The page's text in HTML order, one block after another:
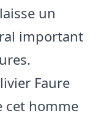
un
important
Faure
cet homme